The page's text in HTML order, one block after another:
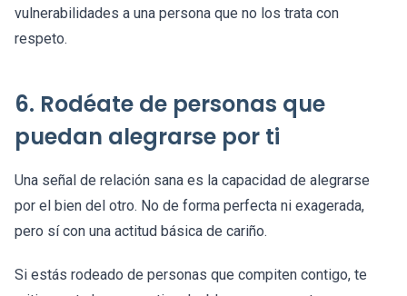
vulnerabilidades a una persona que no los trata con
respeto.
6. Rodéate de personas que
puedan alegrarse por ti
Una señal de relación sana es la capacidad de alegrarse
por el bien del otro. No de forma perfecta ni exagerada,
pero sí con una actitud básica de cariño.
Si estás rodeado de personas que compiten contigo, te